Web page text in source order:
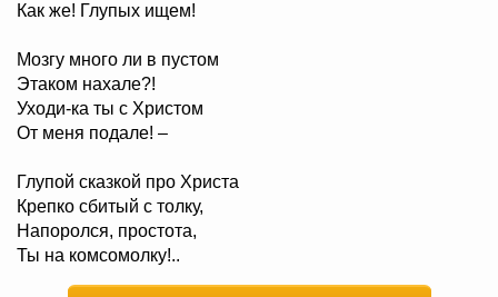
Как же! Глупых ищем!
Мозгу много ли в пустом
Этаком нахале?!
Уходи-ка ты с Христом
От меня подале! –
Глупой сказкой про Христа
Крепко сбитый с толку,
Напоролся, простота,
Ты на комсомолку!..